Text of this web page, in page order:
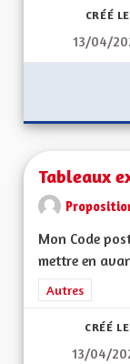
CRÉÉ LE
13/04/
Tableaux
Mon Code
mettre en
Filtrer les
Autres
CRÉÉ LE
13/04/